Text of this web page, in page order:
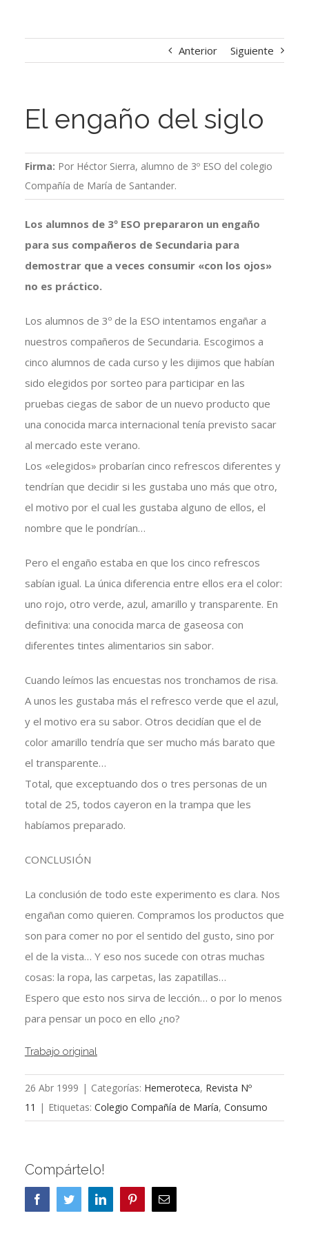
Anterior Siguiente
El engaño del siglo
Firma: Por Héctor Sierra, alumno de 3º ESO del colegio
Compañía de María de Santander.
Los alumnos de 3º ESO prepararon un engaño
para sus compañeros de Secundaria para
demostrar que a veces consumir «con los ojos»
no es práctico.
Los alumnos de 3º de la ESO intentamos engañar a
nuestros compañeros de Secundaria. Escogimos a
cinco alumnos de cada curso y les dijimos que habían
sido elegidos por sorteo para participar en las
pruebas ciegas de sabor de un nuevo producto que
una conocida marca internacional tenía previsto sacar
al mercado este verano.
Los «elegidos» probarían cinco refrescos diferentes y
tendrían que decidir si les gustaba uno más que otro,
el motivo por el cual les gustaba alguno de ellos, el
nombre que le pondrían…
Pero el engaño estaba en que los cinco refrescos
sabían igual. La única diferencia entre ellos era el color:
uno rojo, otro verde, azul, amarillo y transparente. En
definitiva: una conocida marca de gaseosa con
diferentes tintes alimentarios sin sabor.
Cuando leímos las encuestas nos tronchamos de risa.
A unos les gustaba más el refresco verde que el azul,
y el motivo era su sabor. Otros decidían que el de
color amarillo tendría que ser mucho más barato que
el transparente…
Total, que exceptuando dos o tres personas de un
total de 25, todos cayeron en la trampa que les
habíamos preparado.
CONCLUSIÓN
La conclusión de todo este experimento es clara. Nos
engañan como quieren. Compramos los productos que
son para comer no por el sentido del gusto, sino por
el de la vista… Y eso nos sucede con otras muchas
cosas: la ropa, las carpetas, las zapatillas…
Espero que esto nos sirva de lección… o por lo menos
para pensar un poco en ello ¿no?
Trabajo original
26 Abr 1999 | Categorías: Hemeroteca, Revista Nº
11 | Etiquetas: Colegio Compañía de María, Consumo
Compártelo!
FacebookTwitterLinkedInPinterestCorreo
electrónico